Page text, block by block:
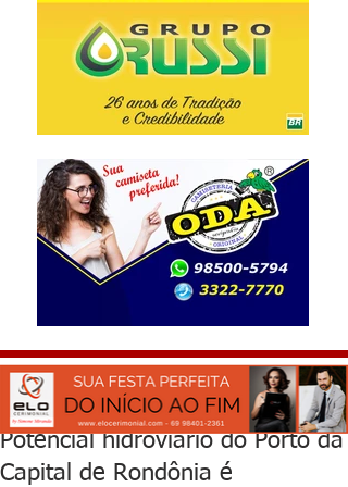
Potencial hidroviário do Porto da
Capital de Rondônia é